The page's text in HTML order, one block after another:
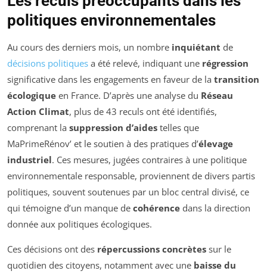
politiques environnementales
Au cours des derniers mois, un nombre inquiétant de
décisions politiques a été relevé, indiquant une régression
significative dans les engagements en faveur de la transition
écologique en France. D’après une analyse du Réseau
Action Climat, plus de 43 reculs ont été identifiés,
comprenant la suppression d’aides telles que
MaPrimeRénov’ et le soutien à des pratiques d’élevage
industriel. Ces mesures, jugées contraires à une politique
environnementale responsable, proviennent de divers partis
politiques, souvent soutenues par un bloc central divisé, ce
qui témoigne d’un manque de cohérence dans la direction
donnée aux politiques écologiques.
Ces décisions ont des répercussions concrètes sur le
quotidien des citoyens, notamment avec une baisse du